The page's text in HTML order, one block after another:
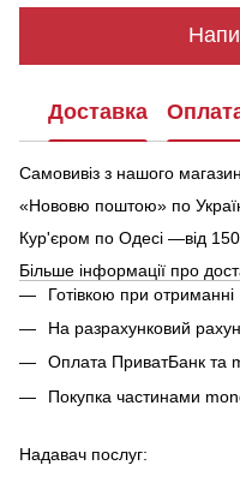
Доставка
Самовивіз з нашого
«Нововю поштою» по
Кур'єром по Одесі —від 150
Більше інформації про
Готівкою при отриманні
На разрахунковий
Оплата ПриватБанк та
Покупка частинами
Надавач послуг: